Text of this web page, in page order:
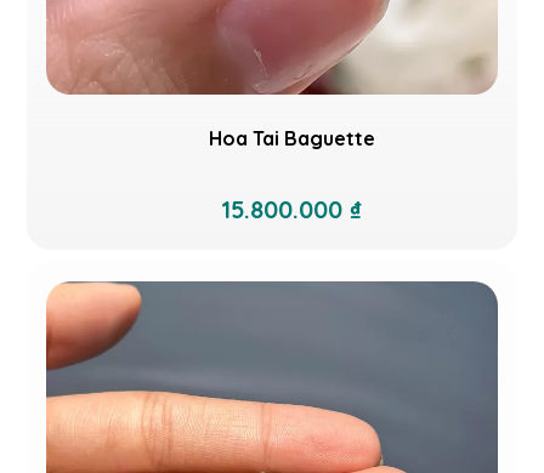
Hoa Tai Baguette
15.800.000 ₫